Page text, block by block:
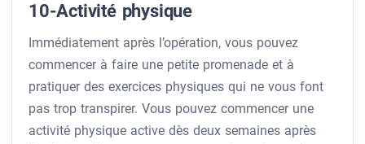
10-Activité physique
Immédiatement après l’opération, vous pouvez
commencer à faire une petite promenade et à
pratiquer des exercices physiques qui ne vous font
pas trop transpirer. Vous pouvez commencer une
activité physique active dès deux semaines après